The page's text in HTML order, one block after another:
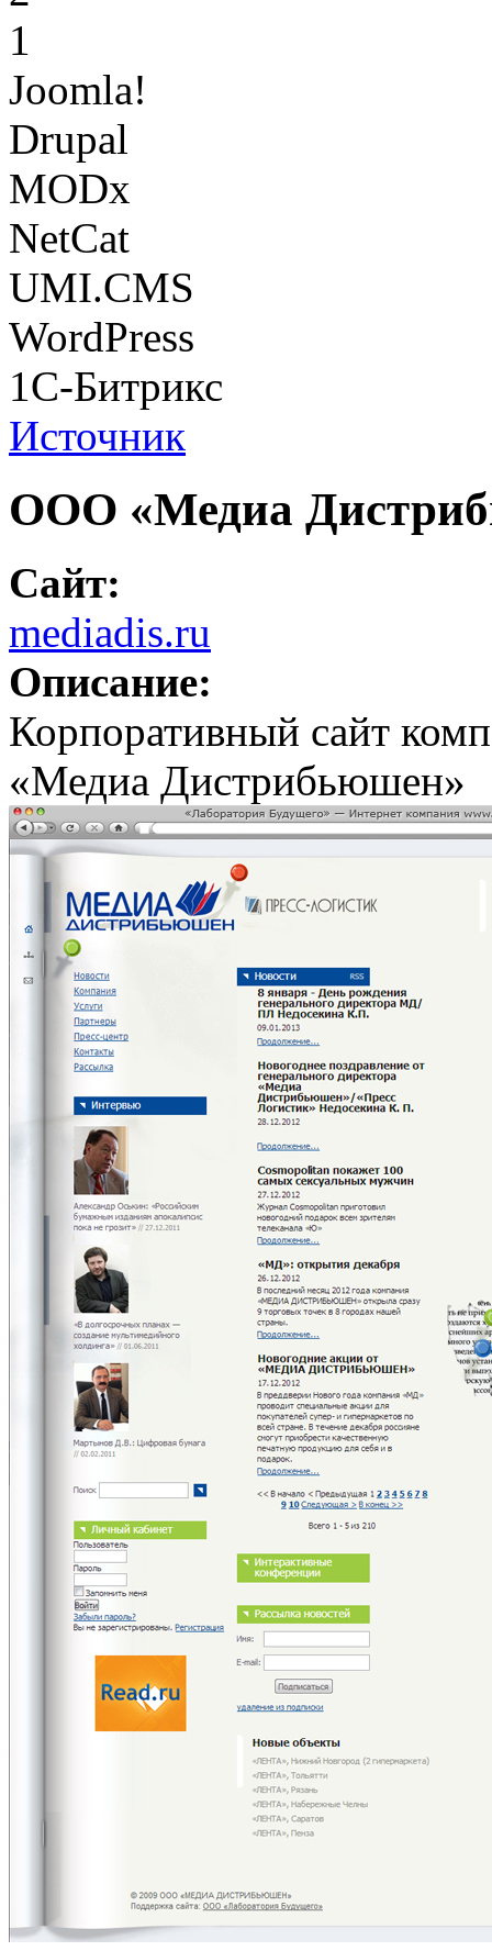
1
Joomla!
Drupal
MODx
NetCat
UMI.CMS
WordPress
1С-Битрикс
Источник
ООО «Медиа
Сайт:
mediadis.ru
Описание:
Корпоративный сайт
«Медиа Дистрибьюшен»